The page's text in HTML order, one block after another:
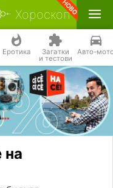
Хороскоп
Еротика Загатки
и тестови
Авто-
на